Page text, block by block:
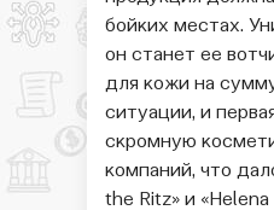
бойких местах.
он станет ее
для кожи на
ситуации, и
скромную
компаний, что
the Ritz» и